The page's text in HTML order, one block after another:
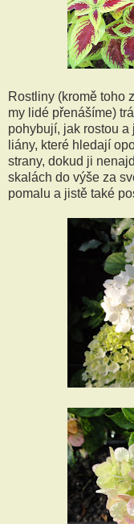
Rostliny (kromě toho
my lidé přenášíme)
pohybují, jak rostou
liány, které hledají
strany, dokud ji
skalách do výše za
pomalu a jistě také